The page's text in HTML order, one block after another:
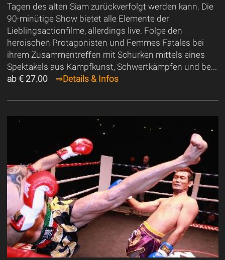
Tagen des alten Siam zurückverfolgt werden kann. Die
90-minütige Show bietet alle Elemente der
Lieblingsactionfilme, allerdings live. Folge den
heroischen Protagonisten und Femmes Fatales bei
ihrem Zusammentreffen mit Schurken mittels eines
Spektakels aus Kampfkunst, Schwertkämpfen und be...
ab € 27.00
⇒Details & Infos